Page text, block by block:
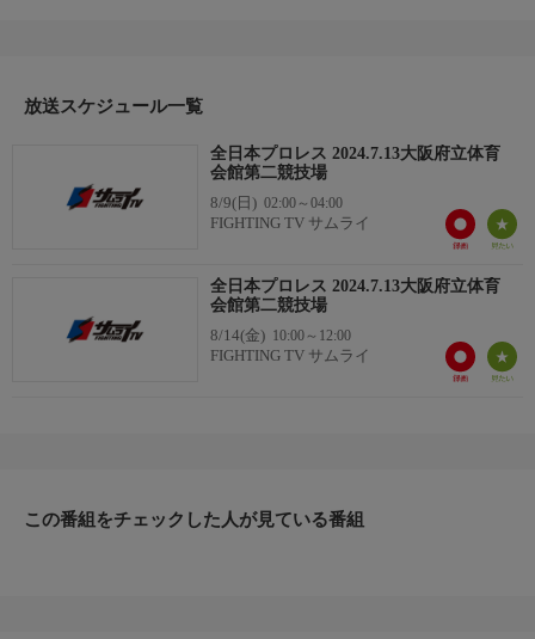
●（王者）ライジングHAYATO×土井成樹（挑戦者）
●大森北斗＆羆嵐＆サイラス＆ジャック・ケネディ×黒潮TOKYO
ジャパン＆立花誠吾＆MUSASHI＆吉岡世起
●田村男児＆井上凌×鈴木秀樹＆佐藤光留
放送スケジュール一覧
全日本プロレス 2024.7.13大阪府立体育
会館第二競技場
8/9(日) 02:00～04:00
FIGHTING TV サムライ
全日本プロレス 2024.7.13大阪府立体育
会館第二競技場
8/14(金) 10:00～12:00
FIGHTING TV サムライ
この番組をチェックした人が見ている番組